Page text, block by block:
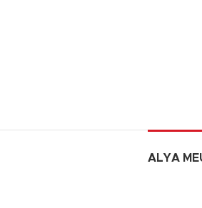
ALYA